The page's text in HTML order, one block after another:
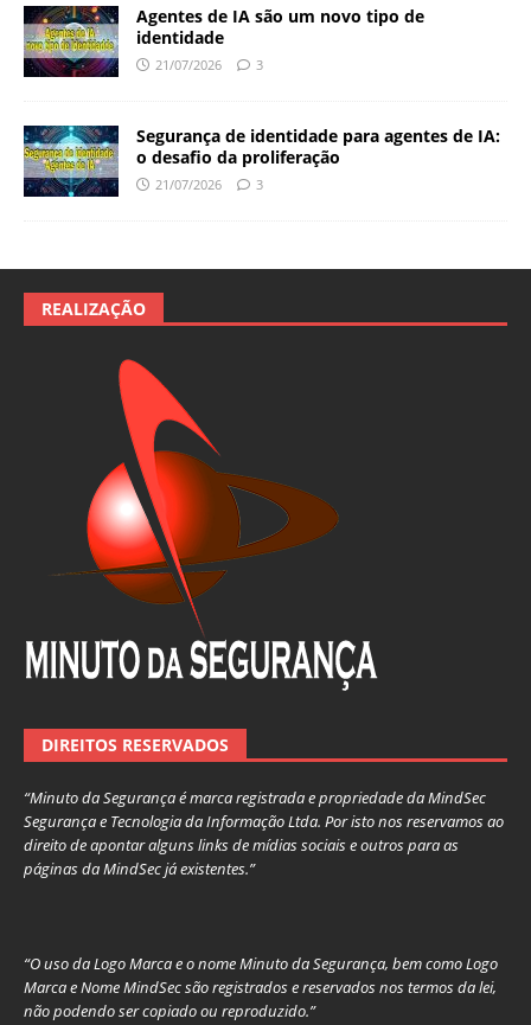
Agentes de IA são um novo tipo de
identidade
21/07/2026 3
Segurança de identidade para agentes de IA:
o desafio da proliferação
21/07/2026 3
REALIZAÇÃO
DIREITOS RESERVADOS
“Minuto da Segurança é marca registrada e propriedade da MindSec
Segurança e Tecnologia da Informação Ltda. Por isto nos reservamos ao
direito de apontar alguns links de mídias sociais e outros para as
páginas da MindSec já existentes.”
“O uso da Logo Marca e o nome Minuto da Segurança, bem como Logo
Marca e Nome MindSec são registrados e reservados nos termos da lei,
não podendo ser copiado ou reproduzido.”